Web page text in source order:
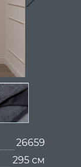
26659
295 см